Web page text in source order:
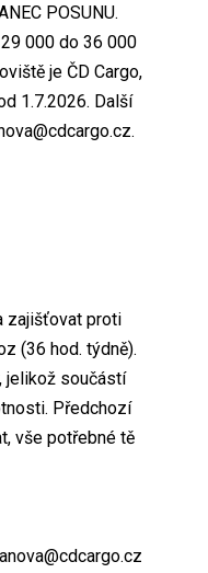
POSUNU.
000 do 36 000
je ČD Cargo,
1.7.2026. Další
zajišťovat proti
(36 hod. týdně).
jelikož součástí
Předchozí
vše potřebné tě